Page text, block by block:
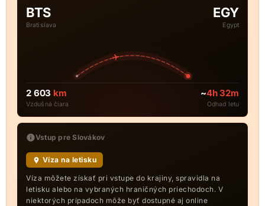
BTS
Bratislava
EGY
Egypt
2 603 km
Vzdušná čiara
~4h 32m
Odhad letu
Vstup pre Slovákov
Víza na letisku
Víza môžete získať pri vstupe do krajiny, spravidla na
letisku alebo na vybraných hraničných priechodoch. V
niektorých prípadoch môže byť dostupné aj online